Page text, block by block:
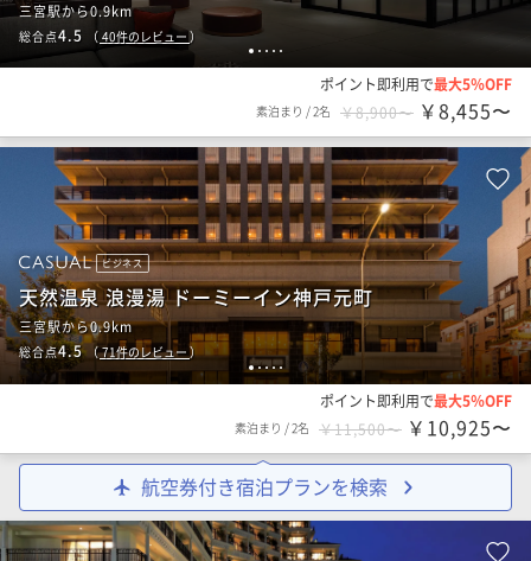
1 2 3 4 5
三宮駅から0.9km
総合点4.5 （ 40件のレビュー）
ポイント即利用で最大5％OFF
素泊まり /2名 ￥8,900〜 ￥8,455〜
12345
ビジネス
天然温泉 浪漫湯 ドーミーイン神戸元町
三宮駅から0.9km
総合点4.5（71件のレビュー）
ポイント即利用で最大5％OFF
素泊まり /2名 ￥11,500〜 ￥10,925〜
航空券付き宿泊プランを検索